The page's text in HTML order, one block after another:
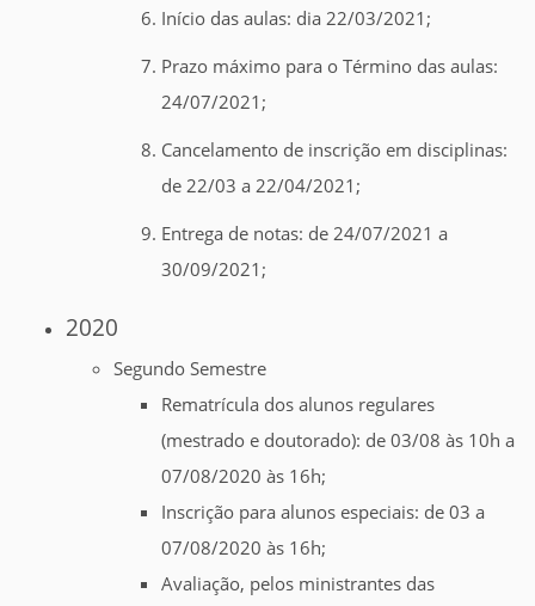
Início das aulas: dia 22/03/2021;
Prazo máximo para o Término das aulas:
24/07/2021;
Cancelamento de inscrição em disciplinas:
de 22/03 a 22/04/2021;
Entrega de notas: de 24/07/2021 a
30/09/2021;
2020
Segundo Semestre
Rematrícula dos alunos regulares
(mestrado e doutorado): de 03/08 às 10h a
07/08/2020 às 16h;
Inscrição para alunos especiais: de 03 a
07/08/2020 às 16h;
Avaliação, pelos ministrantes das